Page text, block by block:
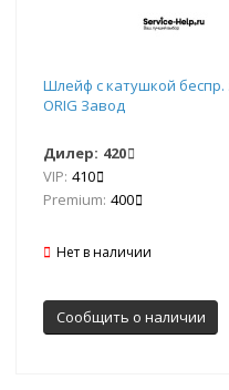
Шлейф с катушкой беспр.
ORIG Завод
Дилер: 420
VIP: 410
Premium: 400
Нет в наличии
Сообщить о наличии